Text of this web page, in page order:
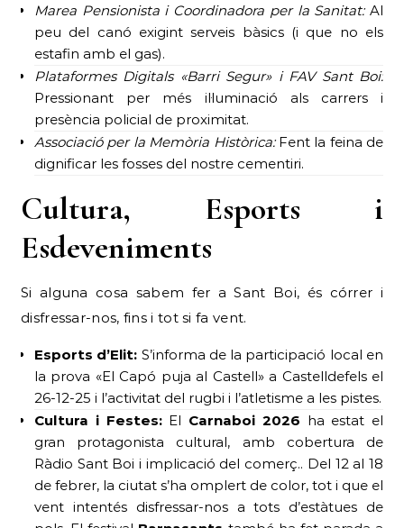
Marea Pensionista i Coordinadora per la Sanitat:Al
peu del canó exigint serveis bàsics (i que no els
estafin amb el gas).
Plataformes Digitals «Barri Segur» i FAV Sant Boi:
Pressionant per més il·luminació als carrers i
presència policial de proximitat.
Associació per la Memòria Històrica:Fent la feina de
dignificar les fosses del nostre cementiri.
Cultura, Esports i
Esdeveniments
Si alguna cosa sabem fer a Sant Boi, és córrer i
disfressar-nos, fins i tot si fa vent.
Esports d’Elit: S’informa de la participació local en
la prova «El Capó puja al Castell» a Castelldefels el
26-12-25 i l’activitat del rugbi i l’atletisme a les pistes.
Cultura i Festes:El Carnaboi 2026 ha estat el
gran protagonista cultural, amb cobertura de
Ràdio Sant Boi i implicació del comerç.. Del 12 al 18
de febrer, la ciutat s’ha omplert de color, tot i que el
vent intentés disfressar-nos a tots d’estàtues de